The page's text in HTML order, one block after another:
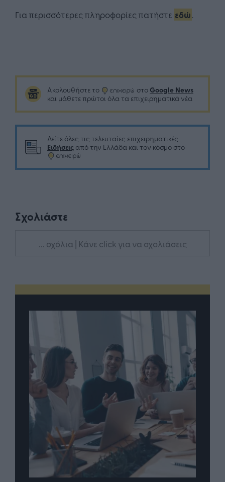
Για περισσότερες πληροφορίες πατήστε εδώ.
Ακολουθήστε το στο Google News
και μάθετε πρώτοι όλα τα επιχειρηματικά νέα
Δείτε όλες τις τελευταίες επιχειρηματικές
Ειδήσεις από την Ελλάδα και τον κόσμο στο
Σχολιάστε
... σχόλια | Κάνε click για να σχολιάσεις